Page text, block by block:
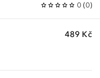
0 (0)
489 Kč